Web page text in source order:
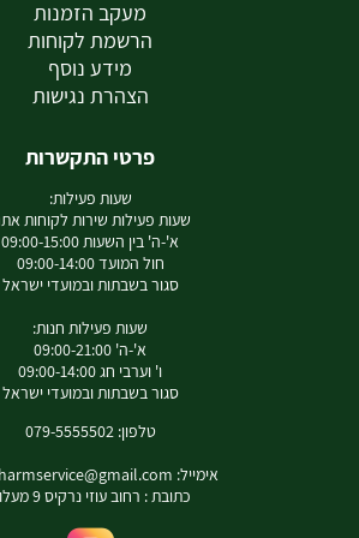
מעקב הזמנות
הרשמת לקוחות
מידע נוסף
הצהרת נגישות
פרטי התקשרות
שעות פעילות:
שעות פעילות שירות לקוחות
א'-ה' בין השעות 09:00-15:00
חול המועד 09:00-14:00
סגור בשבתות ובמועדי ישראל
שעות פעילות חנות:
א'-ה' 09:00-21:00
ו' וערבי חג 09:00-14:00
סגור בשבתות ובמועדי ישראל
טלפון: 079-5555502
אימייל:
כתובת : רחוב עוזי נרקיס 9 מעלות